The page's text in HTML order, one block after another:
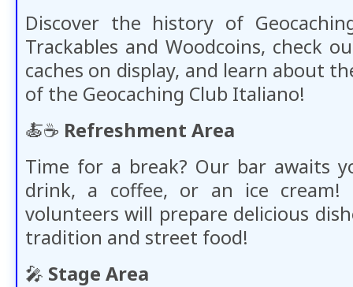
Discover the history of
Trackables and Woodcoins, check
caches on display, and learn about
of the Geocaching Club Italiano!
🍝​​☕​​ Refreshment Area
Time for a break? Our bar awaits
drink, a coffee, or an ice
volunteers will prepare delicious
tradition and street food!
🎤 Stage Area